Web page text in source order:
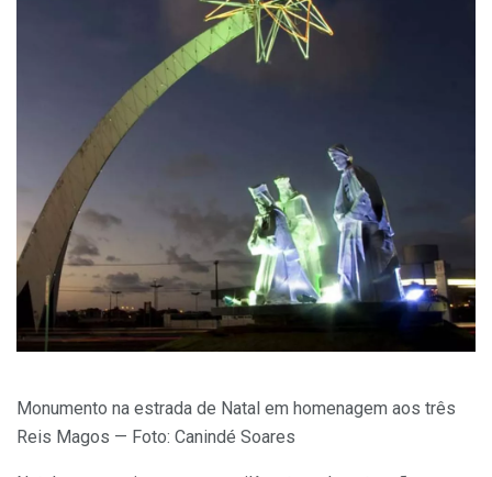
Monumento na estrada de Natal em homenagem aos três
Reis Magos — Foto: Canindé Soares